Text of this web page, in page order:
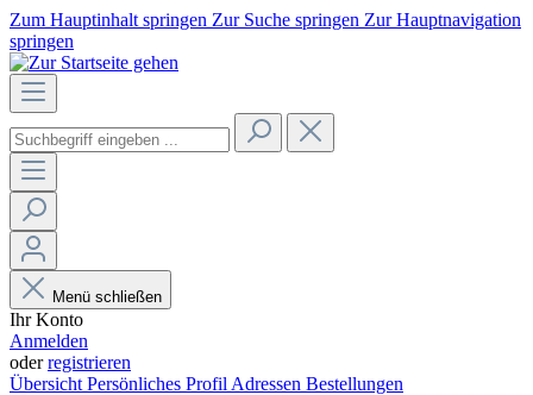
Zum Hauptinhalt springen Zur Suche springen Zur Hauptnavigation
springen
Menü schließen
Ihr Konto
Anmelden
oderregistrieren
Übersicht Persönliches Profil Adressen Bestellungen